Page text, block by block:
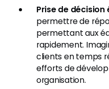
Prise de décision
permettre de
permettant aux
rapidement.
clients en temps
efforts de
organisation.